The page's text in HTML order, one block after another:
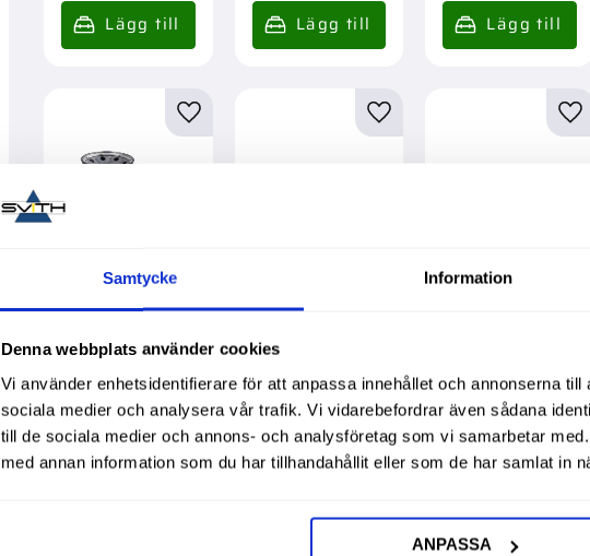
Samtycke Information
Denna webbplats använder cookies
Vi använder enhetsidentifierare för att anpassa innehållet och annonserna
sociala medier och analysera vår trafik. Vi vidarebefordrar även sådana
till de sociala medier och annons- och analysföretag som vi samarbetar
med annan information som du har tillhandahållit eller som de har samlat in
ANPASSA
177356A1
Garanti 1 år. Köpa
större mängd?
Förpackad om 1 st.
2 395,00:-
Lägg till i favoriter
82034854
Garanti 1 år. Köpa
större mängd?
Förpackad om 1 st.
2 995,00:-
Lägg till i favoriter
Push-Pull
Köpa större
mängd? Förpackad
om 1/10 st.
1 495,00:-